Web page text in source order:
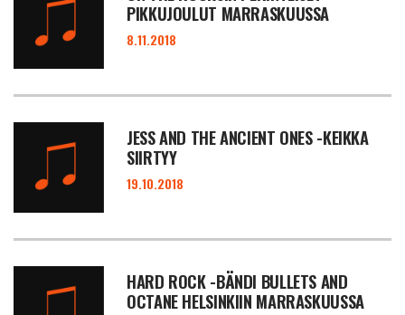
PIKKUJOULUT MARRASKUUSSA
8.11.2018
JESS AND THE ANCIENT ONES -KEIKKA
SIIRTYY
19.10.2018
HARD ROCK -BÄNDI BULLETS AND
OCTANE HELSINKIIN MARRASKUUSSA